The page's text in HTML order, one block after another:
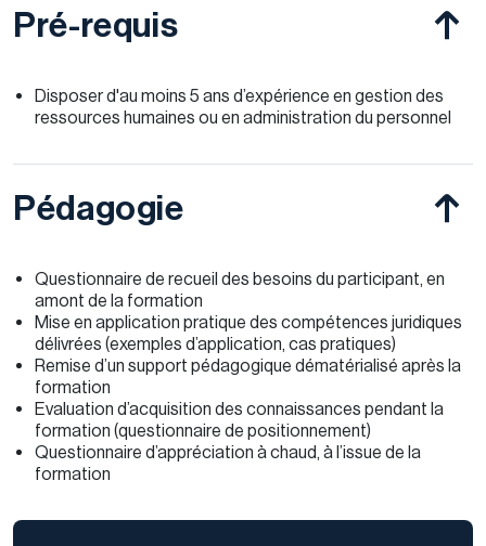
Pré-requis
Disposer d'au moins 5 ans d’expérience en gestion des
ressources humaines ou en administration du personnel
Pédagogie
Questionnaire de recueil des besoins du participant, en
amont de la formation
Mise en application pratique des compétences juridiques
délivrées (exemples d’application, cas pratiques)
Remise d’un support pédagogique dématérialisé après la
formation
Evaluation d’acquisition des connaissances pendant la
formation (questionnaire de positionnement)
Questionnaire d’appréciation à chaud, à l’issue de la
formation